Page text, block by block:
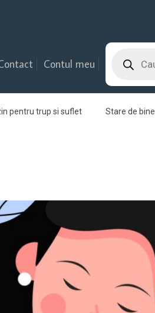
Contul meu search
pentru trup si suflet Stare de bine